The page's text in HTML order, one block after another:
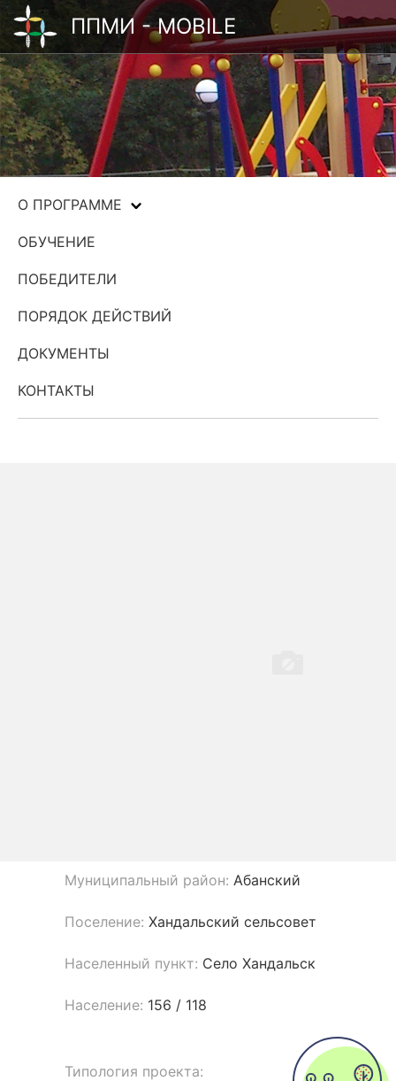
ППМИ - MOBILE
О ПРОГРАММЕ
ОБУЧЕНИЕ
ПОБЕДИТЕЛИ
ПОРЯДОК ДЕЙСТВИЙ
ДОКУМЕНТЫ
КОНТАКТЫ
Муниципальный район: Абанский
Поселение: Хандальский сельсовет
Населенный пункт: Село Хандальск
Население: 156 / 118
Типология проекта: